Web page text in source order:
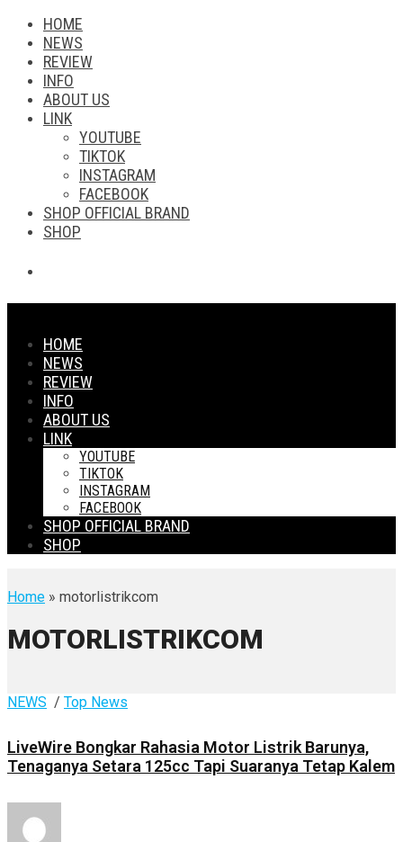
HOME
NEWS
REVIEW
INFO
ABOUT US
LINK
YOUTUBE
TIKTOK
INSTAGRAM
FACEBOOK
SHOP OFFICIAL BRAND
SHOP
HOME
NEWS
REVIEW
INFO
ABOUT US
LINK
YOUTUBE
TIKTOK
INSTAGRAM
FACEBOOK
SHOP OFFICIAL BRAND
SHOP
Home » motorlistrikcom
MOTORLISTRIKCOM
NEWS / Top News
LiveWire Bongkar Rahasia Motor Listrik Barunya,
Tenaganya Setara 125cc Tapi Suaranya Tetap Kalem